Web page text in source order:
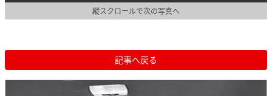
縦スクロールで次の写真へ
記事へ戻る